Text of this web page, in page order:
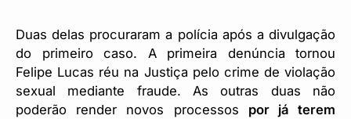
Duas delas procuraram a polícia após a divulgação
do primeiro caso. A primeira denúncia tornou
Felipe Lucas réu na Justiça pelo crime de violação
sexual mediante fraude. As outras duas não
poderão render novos processos por já terem